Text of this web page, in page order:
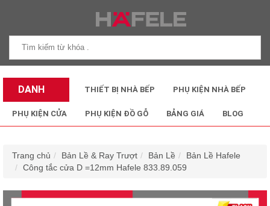
DANH
MỤC SẢN
THIẾT BỊ NHÀ BẾP PHỤ KIỆN NHÀ BẾP
PHỤ KIỆN CỬA PHỤ KIỆN ĐỒ GỖ BẢNG GIÁ BLOG
Trang chủ Bản Lề & Ray Trượt Bản Lề
Bản Lề Hafele
Công tắc cửa D =12mm Hafele 833.89.059